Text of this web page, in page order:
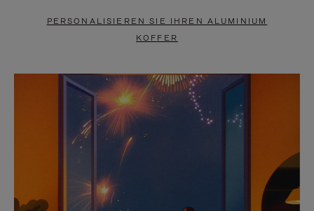
DRÜCKEN
ANZUHALTEN
ZUM
AUFHEBEN
STUMMSCHALTUNG
PERSONALISIEREN SIE IHREN ALUMINIUM
KOFFER